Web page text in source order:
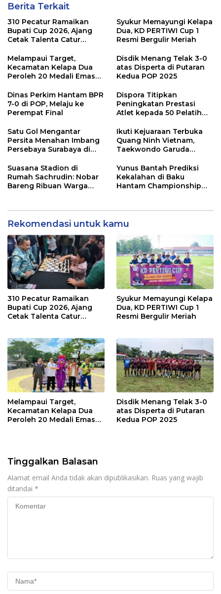
Berita Terkait
310 Pecatur Ramaikan
Bupati Cup 2026, Ajang
Cetak Talenta Catur
Syukur Memayungi Kelapa
Dua, KD PERTIWI Cup 1
Resmi Bergulir Meriah
Melampaui Target,
Kecamatan Kelapa Dua
Peroleh 20 Medali Emas
Porkab VI Kabupaten
Tangerang
Disdik Menang Telak 3-0
atas Disperta di Putaran
Kedua POP 2025
Dinas Perkim Hantam BPR
7-0 di POP, Melaju ke
Perempat Final
Dispora Titipkan
Peningkatan Prestasi
Atlet kepada 50 Pelatih
Satu Gol Mengantar
Persita Menahan Imbang
Persebaya Surabaya di
Tomo
Ikuti Kejuaraan Terbuka
Quang Ninh Vietnam,
Taekwondo Garuda
Raih 8 Emas
Suasana Stadion di
Rumah Sachrudin: Nobar
Bareng Ribuan Warga
Yunus Bantah Prediksi
Kekalahan di Baku
Hantam Championship
Rekomendasi untuk kamu
310 Pecatur Ramaikan
Bupati Cup 2026, Ajang
Cetak Talenta Catur
Syukur Memayungi Kelapa
Dua, KD PERTIWI Cup 1
Resmi Bergulir Meriah
Melampaui Target,
Kecamatan Kelapa Dua
Peroleh 20 Medali Emas
Disdik Menang Telak 3-0
atas Disperta di Putaran
Kedua POP 2025
Tinggalkan Balasan
Alamat email Anda tidak akan dipublikasikan. Ruas yang wajib
ditandai *